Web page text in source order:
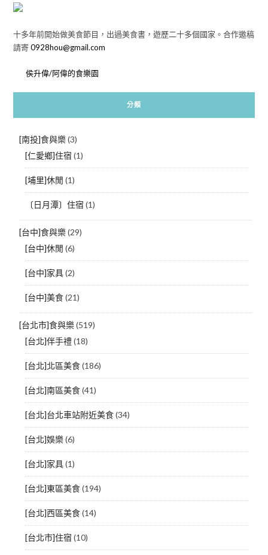
十多年前開始做美食節目，出過美食書，遊歷二十多個國家。合作邀稿
請寄0928hou@gmail.com
侯升偉/阿偉的食樂園
分類
[南投]食與樂(3)
[仁愛鄉]住宿 (1)
[埔里]休閒 (1)
〔日月潭〕住宿 (1)
[台中]食與樂(29)
[台中]休閒 (6)
[台中]家具(2)
[台中]美食(21)
[台北市]食與樂(519)
[台北]伴手禮(18)
[台北]北區美食(186)
[台北]南區美食(41)
[台北]台北車站附近美食(34)
[台北]娛樂(6)
[台北]家具(1)
[台北]東區美食(194)
[台北]西區美食(14)
[台北市]住宿 (10)